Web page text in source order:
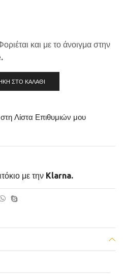
και με το άνοιγμα στην
ΣΤΟ ΚΑΛΆΘΙ
Λίστα Επιθυμιών μου
με την Klarna.